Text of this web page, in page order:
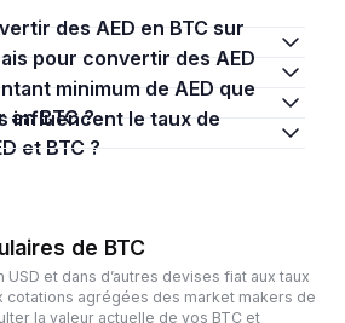
BTC ?
et BTC ?
de BTC
et dans d’autres devises fiat aux taux
cotations agrégées des market makers de
la valeur actuelle de vos BTC et